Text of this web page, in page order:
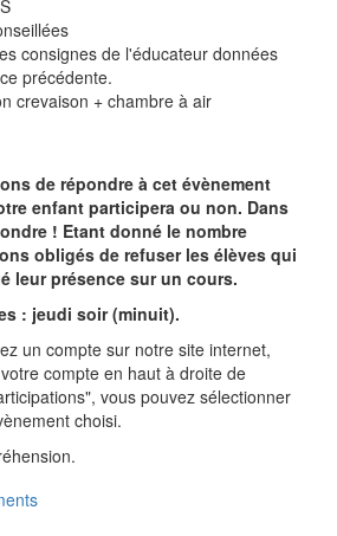
consignes de l'éducateur données
précédente.
crevaison + chambre à air
de répondre à cet évènement
enfant participera ou non. Dans
! Etant donné le nombre
obligés de refuser les élèves qui
leur présence sur un cours.
: jeudi soir (minuit).
un compte sur notre site internet,
compte en haut à droite de
vous pouvez sélectionner
choisi.